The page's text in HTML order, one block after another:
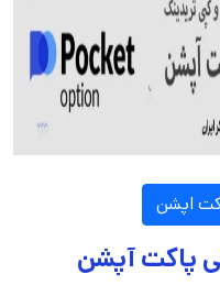
اپشن
پاکت آپشن